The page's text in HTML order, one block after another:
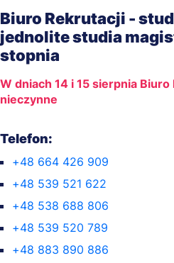
Biuro Rekrutacji -
jednolite studia
stopnia
W dniach 14 i 15 sierpnia
nieczynne
Telefon:
+48 664 426 909
+48 539 521 622
+48 538 688 806
+48 539 520 789
+48 883 890 886